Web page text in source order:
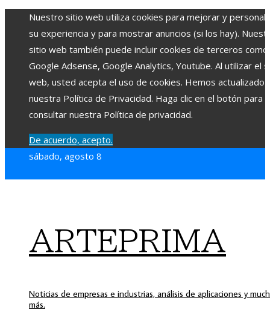
Nuestro sitio web utiliza cookies para mejorar y
su experiencia y para mostrar anuncios (si los hay).
sitio web también puede incluir cookies de terceros como
Google Adsense, Google Analytics, Youtube. Al utilizar el
web, usted acepta el uso de cookies. Hemos actualizado
nuestra Política de Privacidad. Haga clic en el botón para
consultar nuestra Política de privacidad.
De acuerdo, acepto.
sábado, agosto 8
ARTEPRIMA
Noticias de empresas e industrias, análisis de aplicaciones y
más.